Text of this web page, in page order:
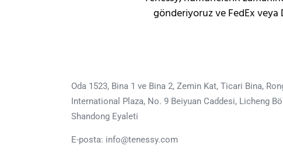
gönderiyoruz ve FedEx
Oda 1523, Bina 1 ve Bina 2, Zemin Kat, Ticari Bina,
International Plaza, No. 9 Beiyuan Caddesi, Licheng
Shandong Eyaleti
E-posta: info@tenessy.com